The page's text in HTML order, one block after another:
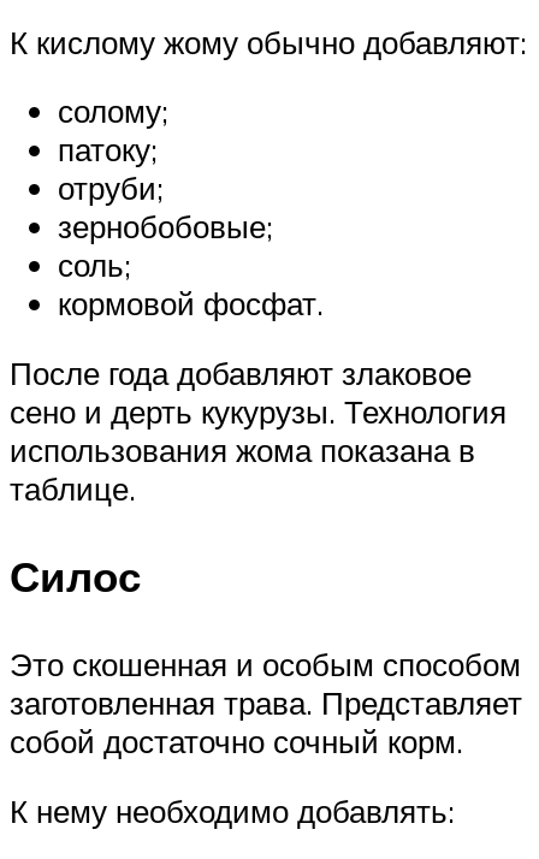
К кислому жому обычно добавляют:
солому;
патоку;
отруби;
зернобобовые;
соль;
кормовой фосфат.
После года добавляют злаковое
сено и дерть кукурузы. Технология
использования жома показана в
таблице.
Силос
Это скошенная и особым способом
заготовленная трава. Представляет
собой достаточно сочный корм.
К нему необходимо добавлять: